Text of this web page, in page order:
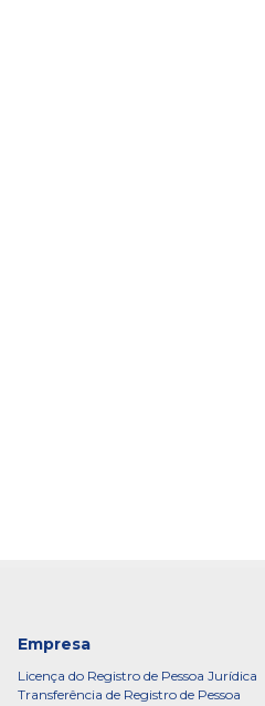
Empresa
Licença do Registro de Pessoa Jurídica
Transferência de Registro de Pessoa